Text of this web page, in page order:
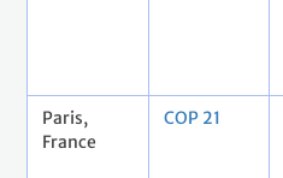
Paris,
France
COP 21